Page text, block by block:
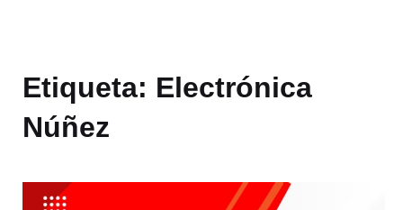
Etiqueta: Electrónica
Núñez